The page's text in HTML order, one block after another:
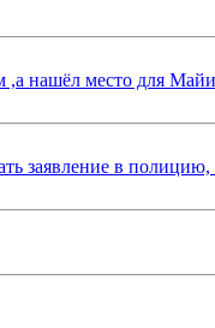
нашёл место для
заявление в полицию,